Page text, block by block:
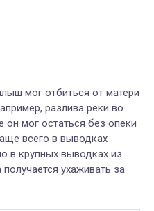
мог отбиться от матери
разлива реки во
он мог остаться без опеки
всего в выводках
в крупных выводках из
ухаживать за